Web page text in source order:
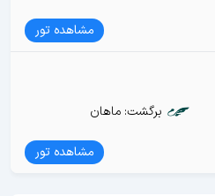
مشاهده تور
برگشت: ماهان
مشاهده تور